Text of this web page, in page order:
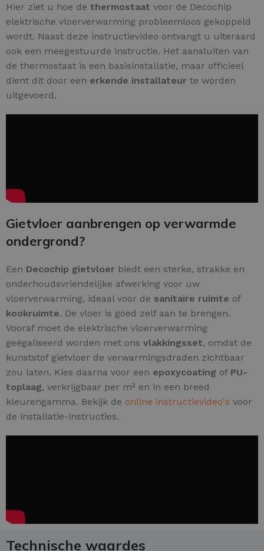
Hier ziet u hoe de thermostaat voor de Decochip
elektrische vloerverwarming probleemloos gekoppeld
wordt. Naast deze instructievideo ontvangt u uiteraard
ook een meegestuurde instructie. Het aansluiten van
de thermostaat is een basisinstallatie, maar officieel
dient dit door een erkende installateur te worden
uitgevoerd.
Gietvloer aanbrengen op verwarmde
ondergrond?
Een Decochip gietvloer biedt een sterke, strakke en
onderhoudsvriendelijke afwerking voor uw
vloerverwarming, ideaal voor de sanitaire ruimte of
kookruimte. De vloer is goed zelf aan te brengen.
Vooraf moet de elektrische vloerverwarming
geëgaliseerd worden met ons vlakkingsset, omdat de
kunststof gietvloer de verwarmingsdraden zichtbaar
zou laten. Kies daarna voor een epoxycoating of PU-
toplaag, verkrijgbaar per m² en in een breed
kleurengamma. Bekijk de online instructievideo's voor
de installatie-instructies.
Technische waardes